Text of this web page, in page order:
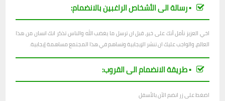
▪︎ رسالة الى الأشخاص الراغبين بالانضمام:
اخي العزيز نأمل أنك على خير، قبل ان ترسل ما يغضب الله والناس تذكر انك انسان من هذا
العالم، والواجب عليك ان تنشر الإيجابية وتساهم في هذا المجتمع مساهمة إيجابية.
▪︎ طريقة الانضمام الى القروب:
اضغط على زر انضم الآن بالأسفل